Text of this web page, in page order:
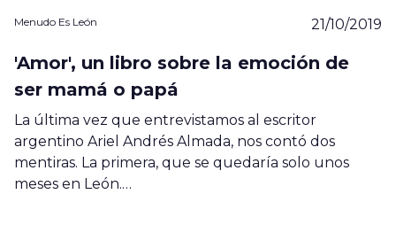
Menudo Es León 21/10/2019
'Amor', un libro sobre la emoción de
ser mamá o papá
La última vez que entrevistamos al escritor
argentino Ariel Andrés Almada, nos contó dos
mentiras. La primera, que se quedaría solo unos
meses en León.…